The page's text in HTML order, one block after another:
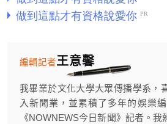
王意馨
編輯記者
我畢業於文化大學大眾傳播學系，
入新聞業，並累積了多年的娛樂
《NOWNEWS今日新聞》記者。我